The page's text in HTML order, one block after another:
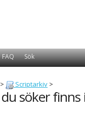
FAQ Sök
> Scriptarkiv >
söker